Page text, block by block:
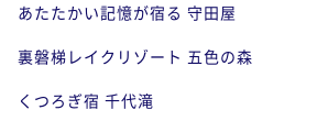
あたたかい記憶が宿る 守田屋
裏磐梯レイクリゾート 五色の森
くつろぎ宿 千代滝